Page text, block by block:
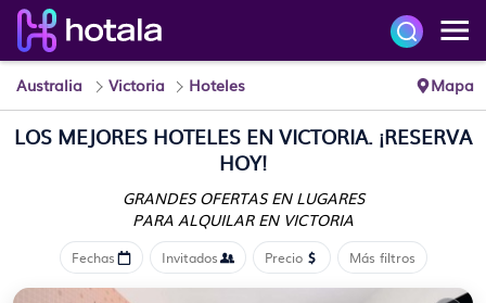
Australia Victoria Hoteles Mapa
LOS MEJORES HOTELES EN VICTORIA. ¡RESERVA
HOY!
GRANDES OFERTAS EN LUGARES
PARA ALQUILAR EN VICTORIA
Fechas Invitados Precio Más filtros